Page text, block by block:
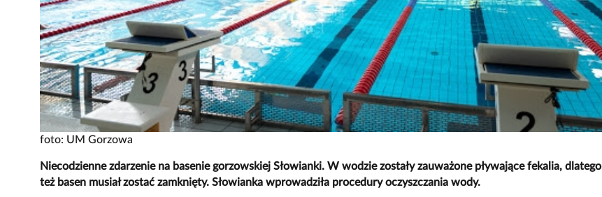
foto: UM Gorzowa
Niecodzienne zdarzenie na basenie gorzowskiej Słowianki. W wodzie zostały zauważone pływające fekalia, dlatego
też basen musiał zostać zamknięty. Słowianka wprowadziła procedury oczyszczania wody.